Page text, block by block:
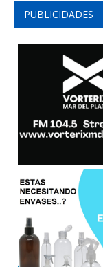
PUBLICIDADES